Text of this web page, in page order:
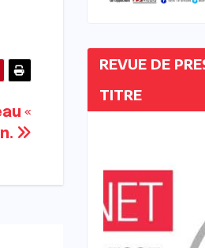
«
REVUE DE
TITRE